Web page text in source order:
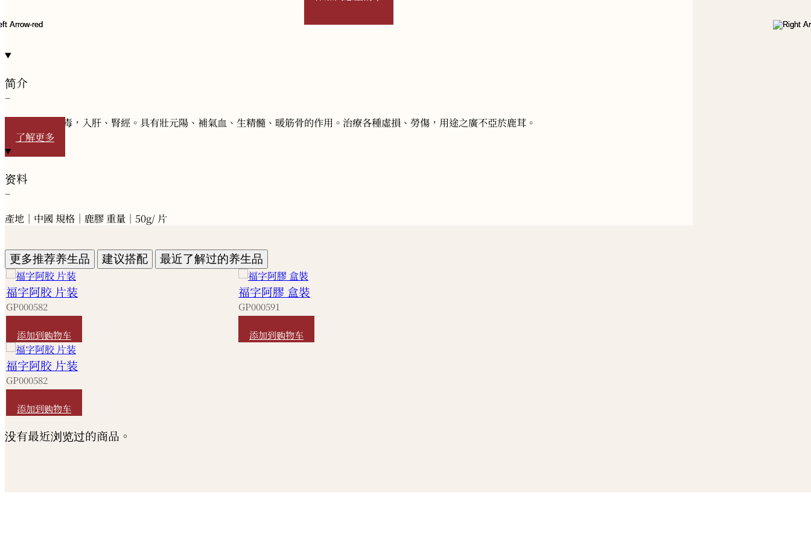
简介
−
味甘、平，無毒，入肝、腎經。具有壯元陽、補氣血、生精髓、暖筋骨的作用。治療各種虛損、勞傷，用途之廣不亞於鹿茸。
了解更多
资料
−
產地｜中國 規格｜鹿膠 重量｜50g/ 片
更多推荐养生品 建议搭配 最近了解过的养生品
福字阿胶 片装
GP000582
HKD 320
添加到购物车
福字阿膠 盒裝
GP000591
HKD 2,400
添加到购物车
福字阿胶 片装
GP000582
HKD 320
添加到购物车
没有最近浏览过的商品。